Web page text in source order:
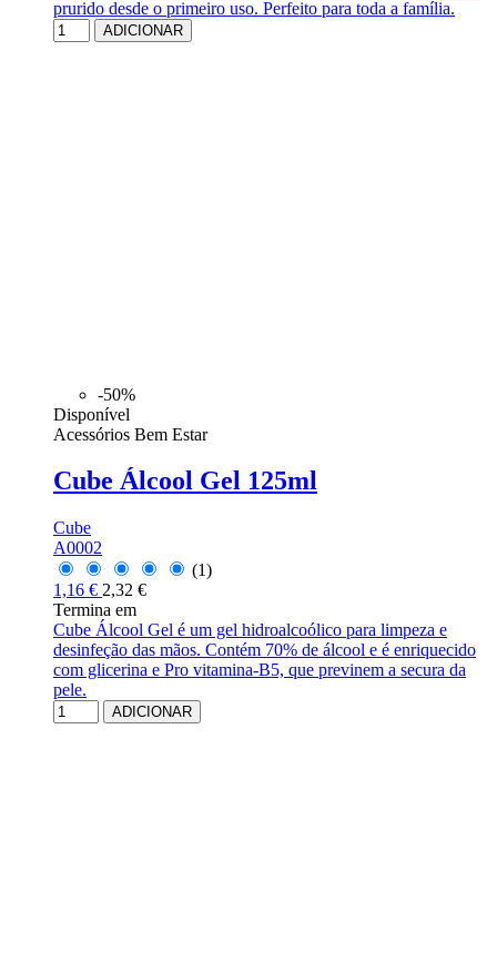
prurido desde o primeiro uso. Perfeito para toda a família.
ADICIONAR
-50%
Disponível
Acessórios Bem Estar
Cube Álcool Gel 125ml
Cube
A0002
(1)
1,16 € 2,32 €
Termina em
Cube Álcool Gel é um gel hidroalcoólico para limpeza e
desinfeção das mãos. Contém 70% de álcool e é enriquecido
com glicerina e Pro vitamina-B5, que previnem a secura da
pele.
ADICIONAR